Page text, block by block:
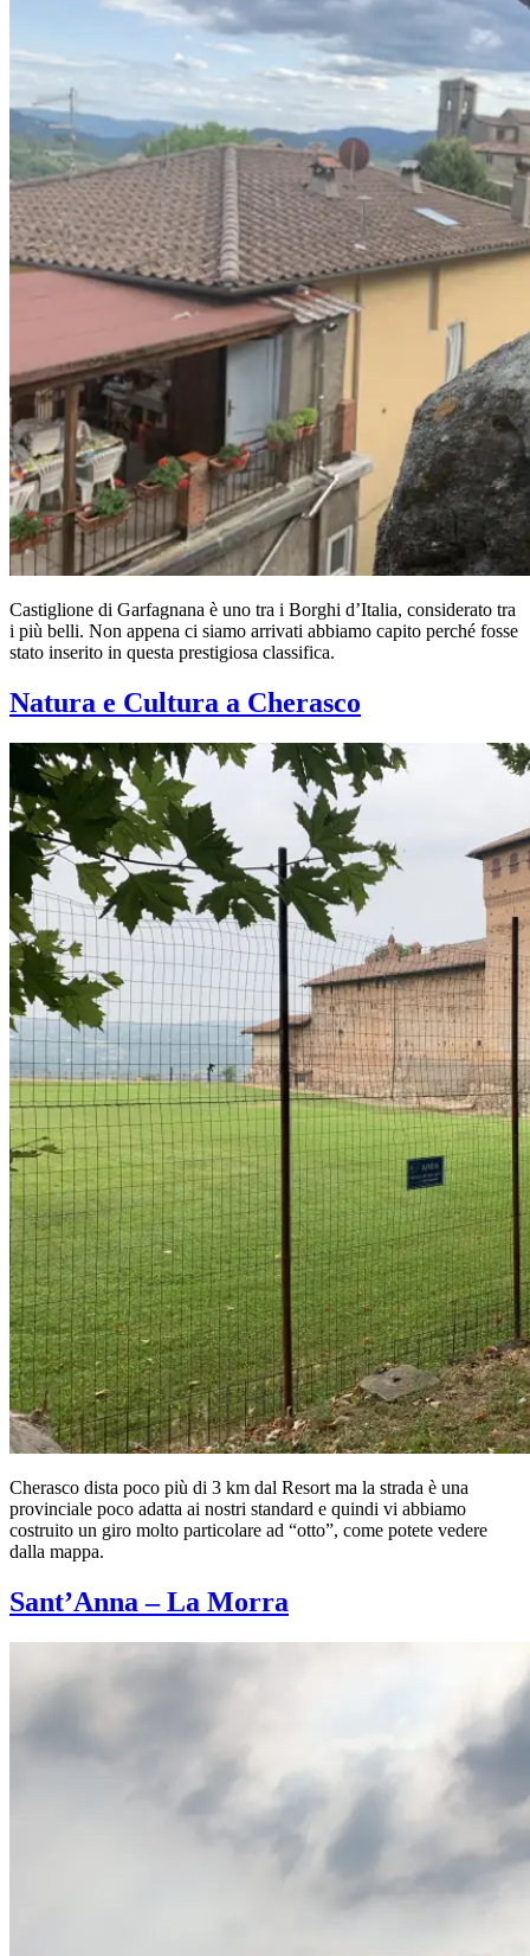
Castiglione di Garfagnana è uno tra i Borghi d’Italia, considerato tra
i più belli. Non appena ci siamo arrivati abbiamo capito perché fosse
stato inserito in questa prestigiosa classifica.
Natura e Cultura a Cherasco
Cherasco dista poco più di 3 km dal Resort ma la strada è una
provinciale poco adatta ai nostri standard e quindi vi abbiamo
costruito un giro molto particolare ad “otto”, come potete vedere
dalla mappa.
Sant’Anna – La Morra